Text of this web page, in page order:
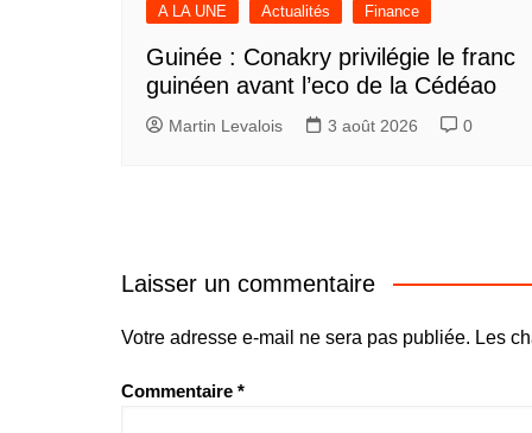
A LA UNE Actualités Finance
Guinée : Conakry privilégie le franc
guinéen avant l’eco de la Cédéao
Martin Levalois 3 août 2026 0
Laisser un commentaire
Votre adresse e-mail ne sera pas publiée. Les
Commentaire *